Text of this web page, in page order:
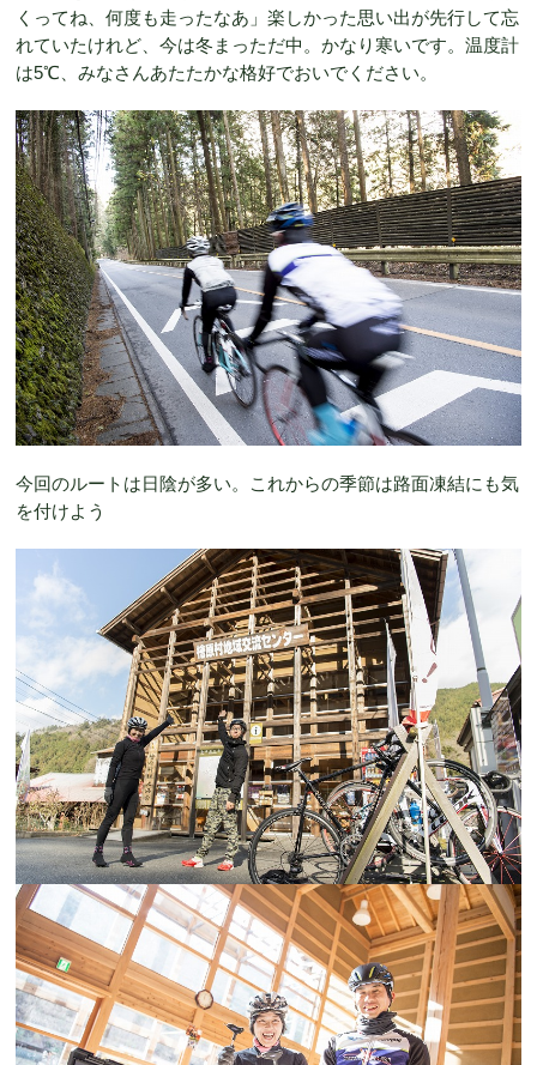
くってね、何度も走ったなあ」楽しかった思い出が先行して忘
れていたけれど、今は冬まっただ中。かなり寒いです。温度計
は5℃、みなさんあたたかな格好でおいでください。
今回のルートは日陰が多い。これからの季節は路面凍結にも気
を付けよう